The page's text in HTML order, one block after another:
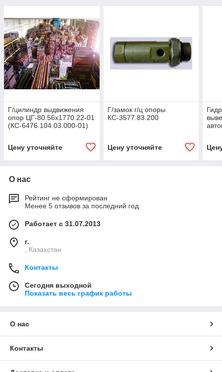
Г/цилиндр выдвижения
опор ЦГ-80.56х1770.22-01
(КС-6476.104.03.000-01)
Цену уточняйте
Г/замок г/ц опоры
КС-3577.83.200
Цену уточняйте
(ЦГ-
О нас
Рейтинг не сформирован
Менее 5 отзывов за последний год
Работает с 31.07.2013
г.
, Казахстан
Контакты
Сегодня выходной
Показать весь график работы
О нас
Контакты